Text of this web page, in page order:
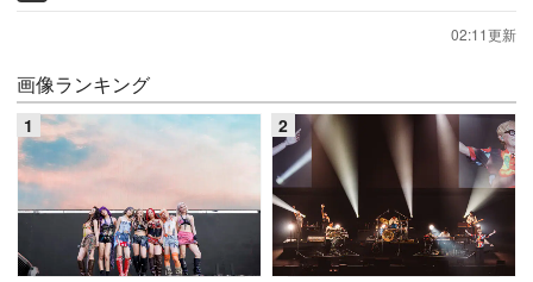
02:11更新
画像ランキング